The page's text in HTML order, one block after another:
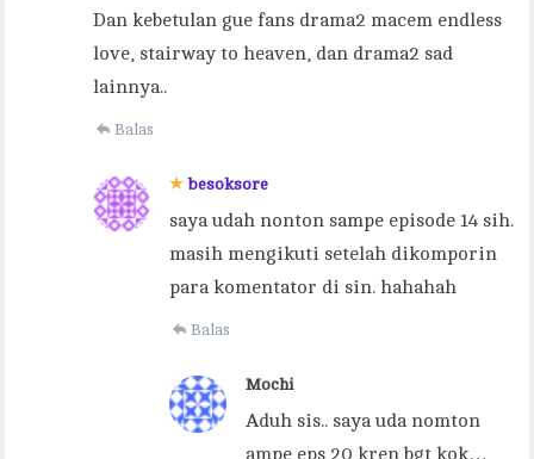
Dan kebetulan gue fans drama2 macem endless
love, stairway to heaven, dan drama2 sad
lainnya..
Balas
besoksore
saya udah nonton sampe episode 14 sih.
masih mengikuti setelah dikomporin
para komentator di sin. hahahah
Balas
Mochi
Aduh sis.. saya uda nomton
ampe eps 20 kren bgt kok…